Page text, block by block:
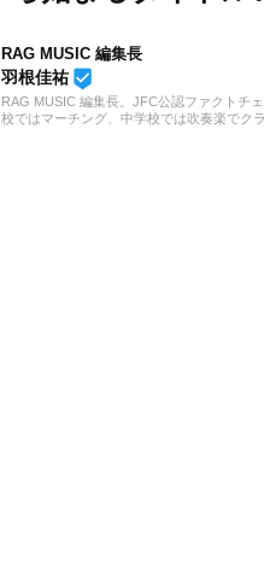
RAG MUSIC 編集長
羽根佳祐 beenhere
RAG MUSIC 編集長。JFC公認ファクトチ
校ではマーチング、中学校では吹奏楽でク